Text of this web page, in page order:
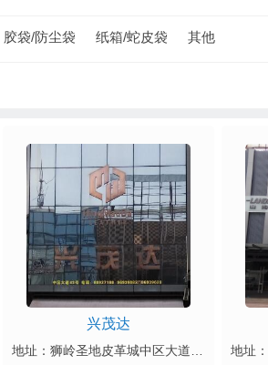
胶袋/防尘袋 纸箱/蛇皮袋 其他
兴茂达